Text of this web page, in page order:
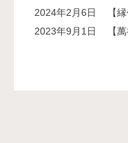
2024年2月6日
【
2023年9月1日
【